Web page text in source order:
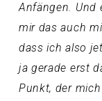
Anfängen. Und
mir das auch
dass ich also
ja gerade erst
Punkt, der